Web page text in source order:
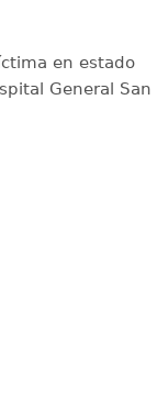
en estado
General San